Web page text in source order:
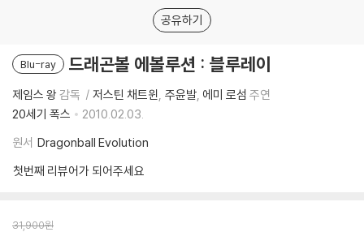
공유하기
Blu-ray 드래곤볼 에볼루션 : 블루레이
제임스 왕 감독 저스틴 채트윈 주윤발 에미 로섬 주연
20세기 폭스
2010.02.03.
원서 Dragonball Evolution
첫번째 리뷰어가 되어주세요
31,900원